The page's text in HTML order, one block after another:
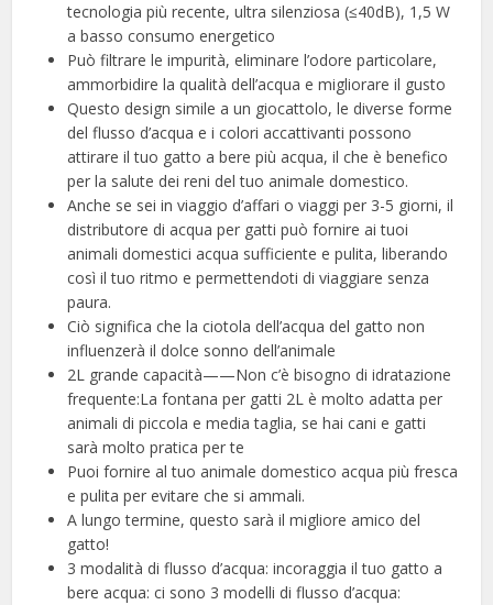
tecnologia più recente, ultra silenziosa (≤40dB), 1,5 W
a basso consumo energetico
Può filtrare le impurità, eliminare l’odore particolare,
ammorbidire la qualità dell’acqua e migliorare il gusto
Questo design simile a un giocattolo, le diverse forme
del flusso d’acqua e i colori accattivanti possono
attirare il tuo gatto a bere più acqua, il che è benefico
per la salute dei reni del tuo animale domestico.
Anche se sei in viaggio d’affari o viaggi per 3-5 giorni, il
distributore di acqua per gatti può fornire ai tuoi
animali domestici acqua sufficiente e pulita, liberando
così il tuo ritmo e permettendoti di viaggiare senza
paura.
Ciò significa che la ciotola dell’acqua del gatto non
influenzerà il dolce sonno dell’animale
2L grande capacità——Non c’è bisogno di idratazione
frequente:La fontana per gatti 2L è molto adatta per
animali di piccola e media taglia, se hai cani e gatti
sarà molto pratica per te
Puoi fornire al tuo animale domestico acqua più fresca
e pulita per evitare che si ammali.
A lungo termine, questo sarà il migliore amico del
gatto!
3 modalità di flusso d’acqua: incoraggia il tuo gatto a
bere acqua: ci sono 3 modelli di flusso d’acqua: